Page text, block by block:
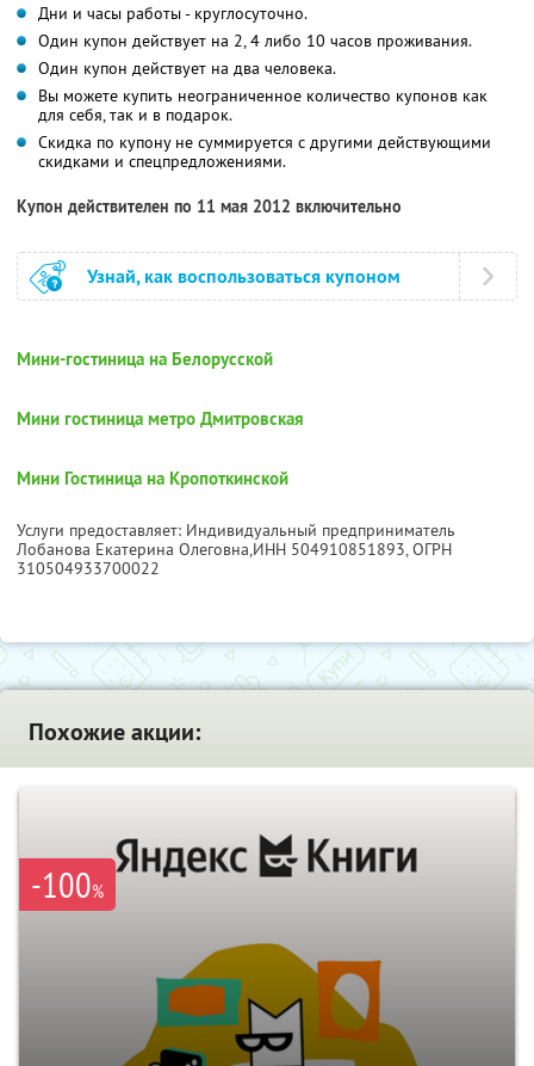
Дни и часы работы - круглосуточно.
Один купон действует на 2, 4 либо 10 часов проживания.
Один купон действует на два человека.
Вы можете купить неограниченное количество купонов как
для себя, так и в подарок.
Скидка по купону не суммируется с другими действующими
скидками и спецпредложениями.
Купон действителен по 11 мая 2012 включительно
Узнай, как воспользоваться купоном
Мини-гостиница на Белорусской
Мини гостиница метро Дмитровская
Мини Гостиница на Кропоткинской
Услуги предоставляет: Индивидуальный предприниматель
Лобанова Екатерина Олеговна,ИНН 504910851893, ОГРН
310504933700022
Похожие акции:
-100%